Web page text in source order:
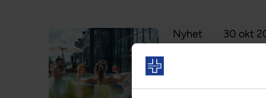
Nyhet
30 okt
och njuta i härliga